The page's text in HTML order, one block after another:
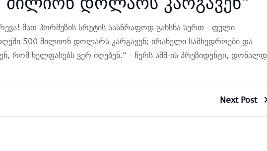
მათ ჰორმუზის სრუტის სასწრაფოდ გახსნა სურთ - ფული
500 მილიონ დოლარს კარგავენ; ირანელი სამხედროები და
რომ ხელფასებს ვერ იღებენ.“ - წერს აშშ-ის პრეზიდენტი, დონალდ
Next Post